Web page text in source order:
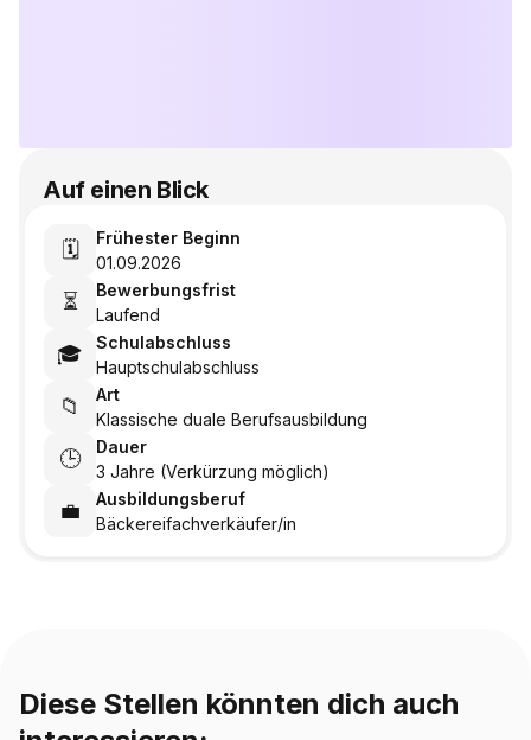
Auf einen Blick
🗓️
Frühester Beginn
01.09.2026
⏳
Bewerbungsfrist
Laufend
🎓
Schulabschluss
Hauptschulabschluss
📁
Art
Klassische duale Berufsausbildung
🕒
Dauer
3 Jahre (Verkürzung möglich)
💼
Ausbildungsberuf
Bäckereifachverkäufer/in
Diese Stellen könnten dich auch